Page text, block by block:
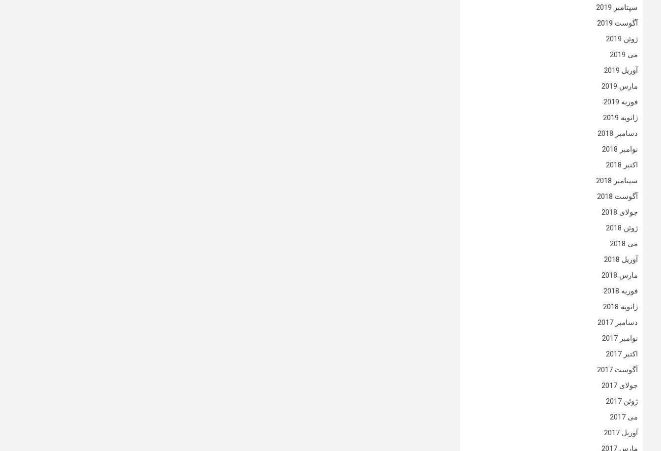
سپتامبر 2019
آگوست 2019
ژوئن 2019
می 2019
آوریل 2019
مارس 2019
فوریه 2019
ژانویه 2019
دسامبر 2018
نوامبر 2018
اکتبر 2018
سپتامبر 2018
آگوست 2018
جولای 2018
ژوئن 2018
می 2018
آوریل 2018
مارس 2018
فوریه 2018
ژانویه 2018
دسامبر 2017
نوامبر 2017
اکتبر 2017
آگوست 2017
جولای 2017
ژوئن 2017
می 2017
آوریل 2017
مارس 2017